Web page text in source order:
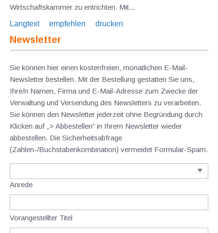
Wirtschaftskammer zu entrichten. Mit...
Langtext
empfehlen drucken
Newsletter
Sie können hier einen kostenfreien, monatlichen E-Mail-
Newsletter bestellen. Mit der Bestellung gestatten Sie uns,
Ihre/n Namen, Firma und E-Mail-Adresse zum Zwecke der
Verwaltung und Versendung des Newsletters zu verarbeiten.
Sie können den Newsletter jederzeit ohne Begründung durch
Klicken auf „> Abbestellen” in Ihrem Newsletter wieder
abbestellen. Die Sicherheitsabfrage
(Zahlen-/Buchstabenkombination) vermeidet Formular-Spam.
Anrede
Vorangestellter Titel